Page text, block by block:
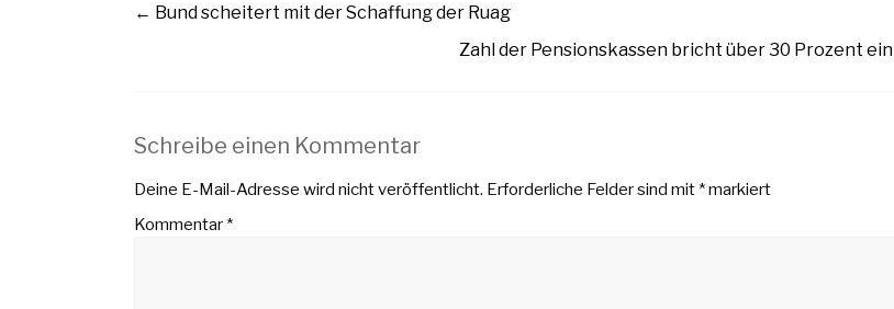
← Bund scheitert mit der Schaffung der Ruag
Zahl der Pensionskassen bricht über 30 Prozent ein
Schreibe einen Kommentar
Deine E-Mail-Adresse wird nicht veröffentlicht. Erforderliche Felder sind mit*markiert
Kommentar*